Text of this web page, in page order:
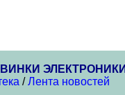
/Лента новостей